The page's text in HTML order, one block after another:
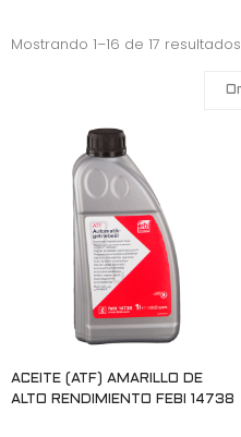
Mostrando 1–16 de 17 resultados
ACEITE (ATF) AMARILLO DE
ALTO RENDIMIENTO FEBI 14738